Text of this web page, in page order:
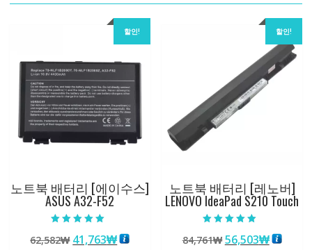
량
할인!
노트북 배터리 [에이수스]
ASUS A32-F52
5.00
로 평가됨
62,582₩ 원
41,763₩현
할인!
노트북 배터리 [레노버]
LENOVO IdeaPad S210 Touch
5.00
로 평가됨
84,761₩ 원
56,503₩현